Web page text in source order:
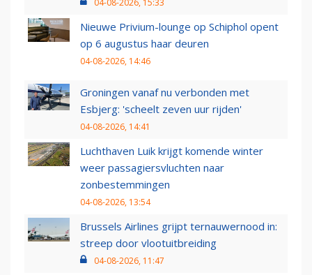
04-08-2026, 15:33
Nieuwe Privium-lounge op Schiphol opent
op 6 augustus haar deuren
04-08-2026, 14:46
Groningen vanaf nu verbonden met
Esbjerg: 'scheelt zeven uur rijden'
04-08-2026, 14:41
Luchthaven Luik krijgt komende winter
weer passagiersvluchten naar
zonbestemmingen
04-08-2026, 13:54
Brussels Airlines grijpt ternauwernood in:
streep door vlootuitbreiding
04-08-2026, 11:47